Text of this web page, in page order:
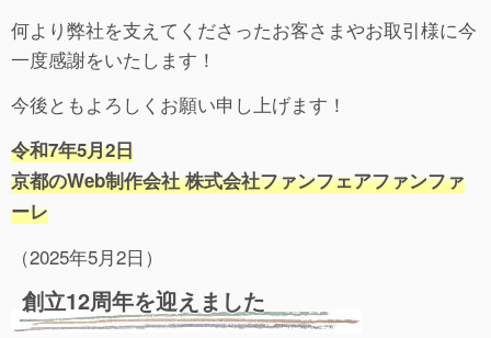
何より弊社を支えてくださったお客さまやお取引様に今
一度感謝をいたします！
今後ともよろしくお願い申し上げます！
令和7年5月2日
京都のWeb制作会社 株式会社ファンフェアファンファ
ーレ
（2025年5月2日）
創立12周年を迎えました